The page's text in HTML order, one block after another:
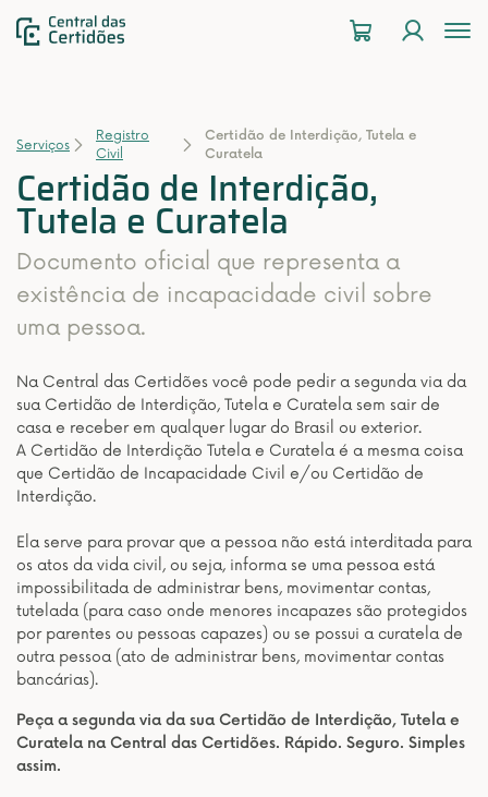
Serviços
Registro
Civil
Certidão de Interdição, Tutela e
Curatela
Certidão de Interdição,
Tutela e Curatela
Documento oficial que representa a
existência de incapacidade civil sobre
uma pessoa.
Na Central das Certidões você pode pedir a segunda via da
sua Certidão de Interdição, Tutela e Curatela sem sair de
casa e receber em qualquer lugar do Brasil ou exterior.
A Certidão de Interdição Tutela e Curatela é a mesma coisa
que Certidão de Incapacidade Civil e/ou Certidão de
Interdição.
Ela serve para provar que a pessoa não está interditada para
os atos da vida civil, ou seja, informa se uma pessoa está
impossibilitada de administrar bens, movimentar contas,
tutelada (para caso onde menores incapazes são protegidos
por parentes ou pessoas capazes) ou se possui a curatela de
outra pessoa (ato de administrar bens, movimentar contas
bancárias).
Peça a segunda via da sua Certidão de Interdição, Tutela e
Curatela na Central das Certidões. Rápido. Seguro. Simples
assim.